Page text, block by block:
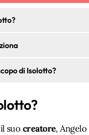
di Isolotto?
suo creatore, Angelo